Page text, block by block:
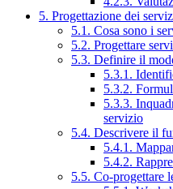
5. Progettazione dei
5.1. Cosa sono i
5.2. Progettare
5.3. Definire il
5.3.1.
5.3.2.
5.3.3.
servizio
5.4. Descrivere il
5.4.1.
5.4.2.
5.5. Co-progettare